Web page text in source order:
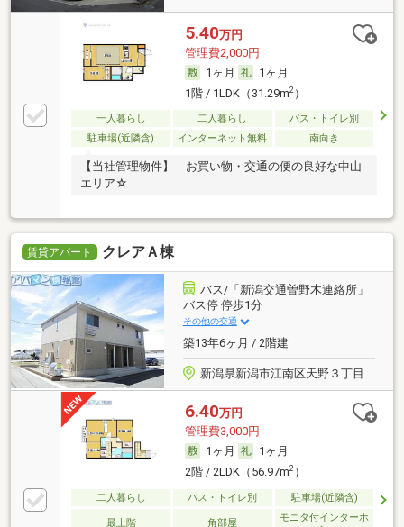
5.40万円
管理費2,000円
1ヶ月
1ヶ月
1階 / 1LDK（31.29m2）
一人暮らし 二人暮らし
バス・トイレ別
駐車場(近隣含)
インターネット無料 南向き
【当社管理物件】 お買い物・交通の便の良好な中山
エリア☆
賃貸アパート クレアＡ棟
バス/「新潟交通曽野木連絡所」
バス停 停歩1分
その他の交通
築13年6ヶ月 / 2階建
新潟県新潟市江南区天野３丁目
6.40万円
管理費3,000円
1ヶ月
1ヶ月
2階 / 2LDK（56.97m2）
二人暮らし バス・トイレ別 駐車場(近隣含)
最上階 角部屋
モニタ付インターホ